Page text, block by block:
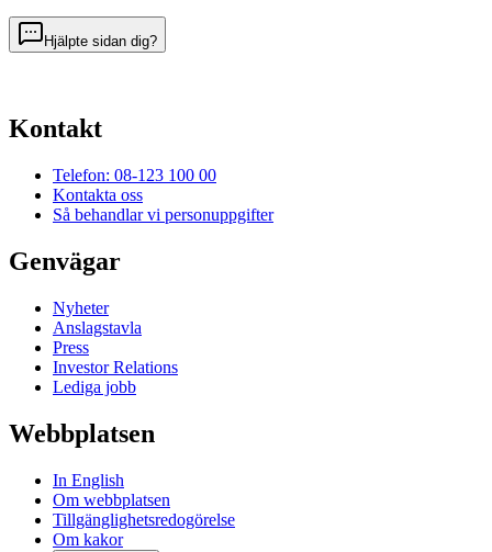
Hjälpte sidan dig?
Kontakt
Telefon: 08-123 100 00
Kontakta oss
Så behandlar vi personuppgifter
Genvägar
Nyheter
Anslagstavla
Press
Investor Relations
Lediga jobb
Webbplatsen
In English
Om webbplatsen
Tillgänglighetsredogörelse
Om kakor